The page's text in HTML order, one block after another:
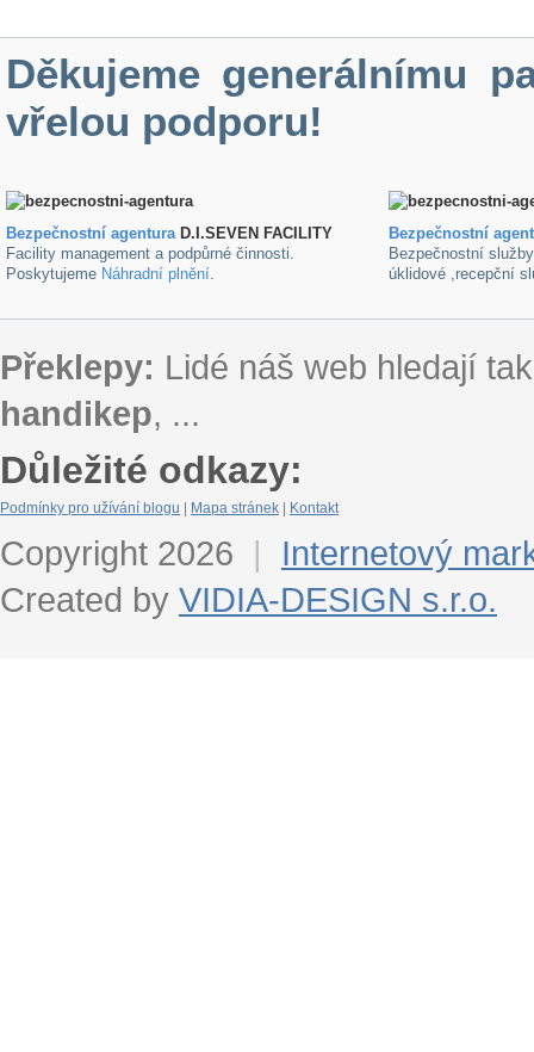
Děkujeme generálnímu
vřelou podporu!
Bezpečnostní agenturaD.I.SEVEN FACILITY
Facility management a podpůrné činnosti.
Poskytujeme Náhradní plnění.
Bezpečnostní
Bezpečnostní
úklidové ,recepční
Překlepy: Lidé náš web hledají
handikep, ...
Důležité odkazy:
Podmínky pro užívání blogu Mapa stránek Kontakt
Copyright 2026 |
Internetový
Created by VIDIA-DESIGN s.r.o.